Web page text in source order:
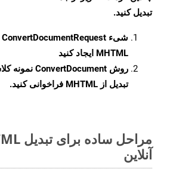
تبدیل کنید.
شیء ConvertDocumentRequest
MHTML ایجاد کنید
روش ConvertDocument
تبدیل از MHTML فراخوانی کنید.
آنلاین